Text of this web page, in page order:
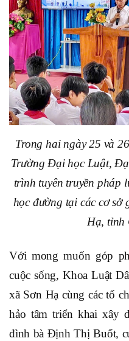
Trong hai ngày 25 và
Trường Đại học Luật,
trình tuyên truyền pháp
học đường tại các cơ sở
Hạ, tỉnh
Với mong muốn góp
cuộc sống, Khoa Luật
xã Sơn Hạ cùng các tổ
hảo tâm triển khai xây
đình bà Định Thị Buốt,